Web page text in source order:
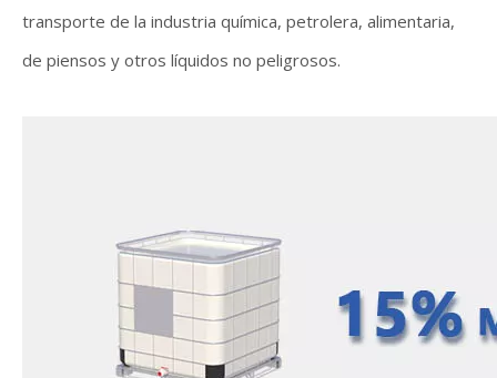
transporte de la industria química, petrolera, alimentaria,
de piensos y otros líquidos no peligrosos.